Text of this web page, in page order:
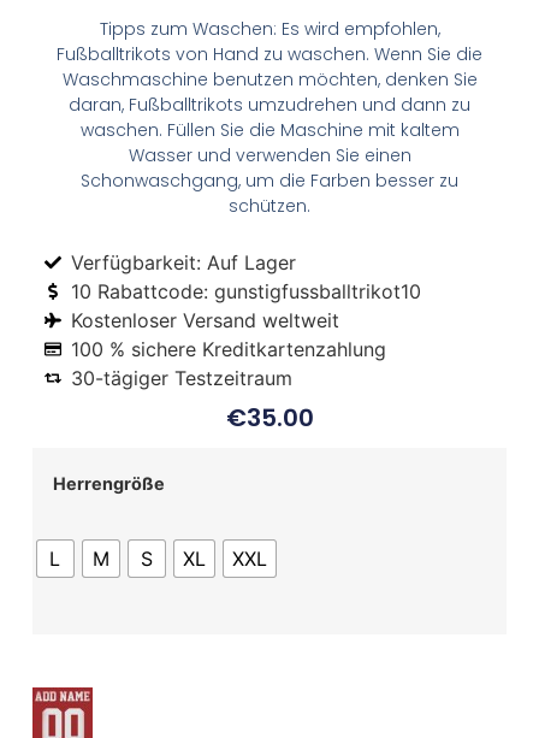
Tipps zum Waschen: Es wird empfohlen,
Fußballtrikots von Hand zu waschen. Wenn Sie die
Waschmaschine benutzen möchten, denken Sie
daran, Fußballtrikots umzudrehen und dann zu
waschen. Füllen Sie die Maschine mit kaltem
Wasser und verwenden Sie einen
Schonwaschgang, um die Farben besser zu
schützen.
Verfügbarkeit: Auf Lager
10 Rabattcode: gunstigfussballtrikot10
Kostenloser Versand weltweit
100 % sichere Kreditkartenzahlung
30-tägiger Testzeitraum
€35.00
Herrengröße
L M S XL XXL